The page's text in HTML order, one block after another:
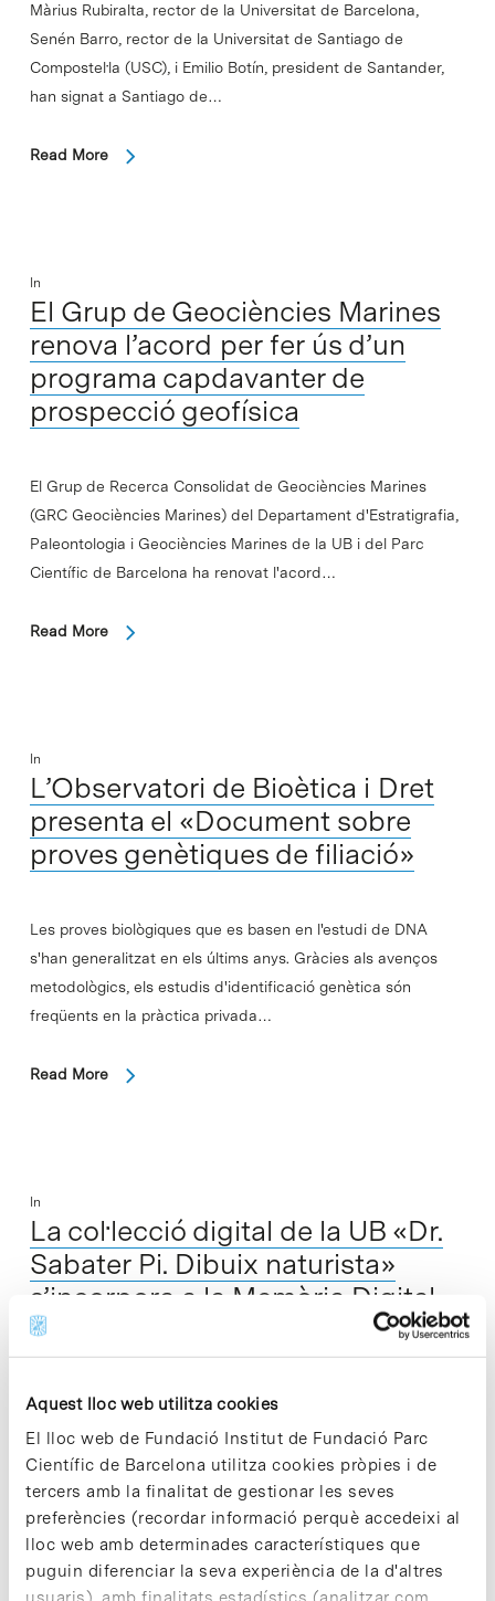
Aquest lloc web utilitza cookies
El lloc web de Fundació Institut de Fundació Parc
Científic de Barcelona utilitza cookies pròpies i de
tercers amb la finalitat de gestionar les seves
preferències (recordar informació perquè accedeixi al
lloc web amb determinades característiques que
puguin diferenciar la seva experiència de la d'altres
Màrius Rubiralta, rector de la Universitat de Barcelona,
Senén Barro, rector de la Universitat de Santiago de
Compostel·la (USC), i Emilio Botín, president de Santander,
han signat a Santiago de…
Read More
In
El Grup de Geociències Marines
renova l’acord per fer ús d’un
programa capdavanter de
prospecció geofísica
El Grup de Recerca Consolidat de Geociències Marines
(GRC Geociències Marines) del Departament d'Estratigrafia,
Paleontologia i Geociències Marines de la UB i del Parc
Científic de Barcelona ha renovat l'acord…
Read More
In
L’Observatori de Bioètica i Dret
presenta el «Document sobre
proves genètiques de filiació»
Les proves biològiques que es basen en l'estudi de DNA
s'han generalitzat en els últims anys. Gràcies als avenços
metodològics, els estudis d'identificació genètica són
freqüents en la pràctica privada…
Read More
In
La col·lecció digital de la UB «Dr.
Sabater Pi. Dibuix naturista»
s’incorpora a la Memòria Digital
de CatalunyaA TRADUCIR >>>
La col·lecció digital «Dr. Sabater Pi. Dibuix naturista», que és
una part del fons de la Col·lecció Sabater Pi del Parc
Científic de Barcelona, s'ha incorporat a la Memòria Digital…
Read More